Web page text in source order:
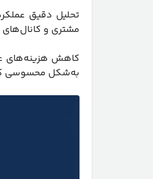
تحلیل دقیق
مشتری و
کاهش هزینه‌های
به‌شکل محسوسی